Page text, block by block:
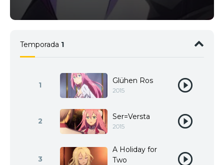
Temporada 1
1 Glühen Ros
2015
2 Ser=Versta
2015
3
A Holiday for
Two